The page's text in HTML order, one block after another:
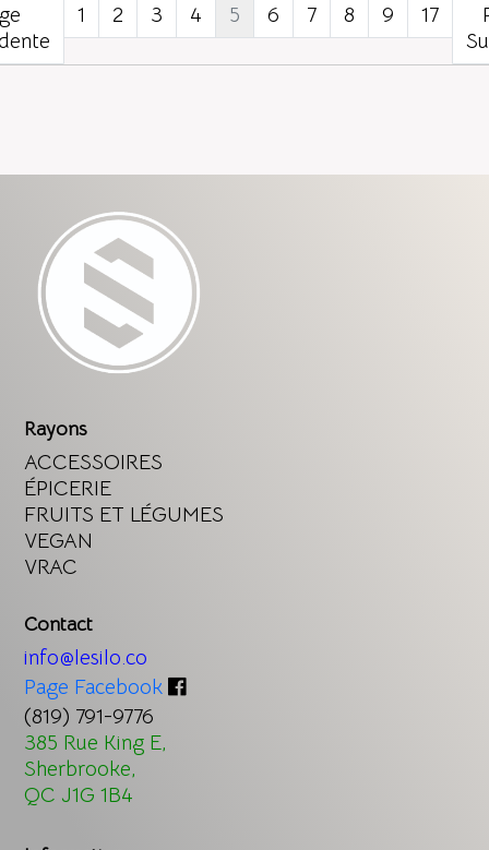
1 2 3 4 5 6 7 8 9 17
Rayons
ACCESSOIRES
ÉPICERIE
FRUITS ET LÉGUMES
VEGAN
VRAC
Contact
info@lesilo.co
Page Facebook
(819) 791-9776
385 Rue King E,
Sherbrooke,
QC J1G 1B4